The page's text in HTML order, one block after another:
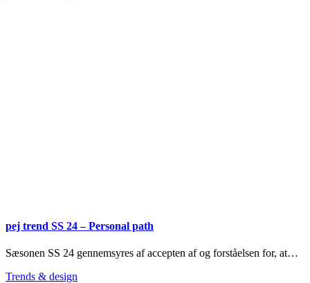
pej trend SS 24 – Personal path
Sæsonen SS 24 gennemsyres af accepten af og forståelsen for, at…
Trends & design